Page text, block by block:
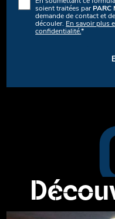
soient traitées par PARC
demande de contact et
découler. En savoir plus
confidentialité.*